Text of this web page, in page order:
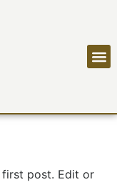
first post. Edit or